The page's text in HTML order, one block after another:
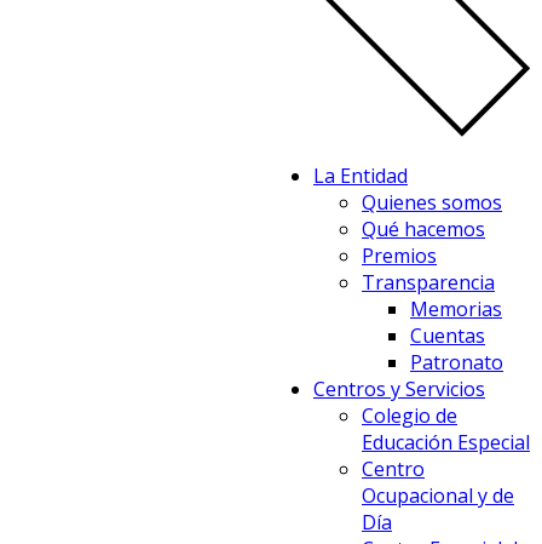
La Entidad
Quienes somos
Qué hacemos
Premios
Transparencia
Memorias
Cuentas
Patronato
Centros y Servicios
Colegio de
Educación Especial
Centro
Ocupacional y de
Día